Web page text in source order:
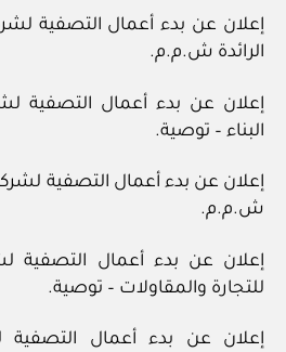
إعلان عن بدء أعمال التصفية
الرائدة ش.م.م.
إعلان عن بدء أعمال التصفية
البناء – توصية.
إعلان عن بدء أعمال التصفية لشركة
ش.م.م.
إعلان عن بدء أعمال التصفية
للتجارة والمقاولات – توصية.
إعلان عن بدء أعمال التصفية